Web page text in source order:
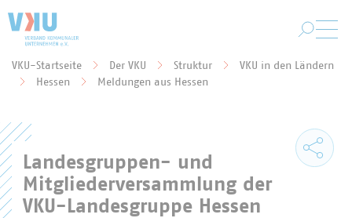
Sie befinden sich hier:
VKU-Startseite Der VKU Struktur
VKU in den Ländern
Hessen
Meldungen aus Hessen
Landesgruppen- und
Mitgliederversammlung der
VKU-Landesgruppe Hessen